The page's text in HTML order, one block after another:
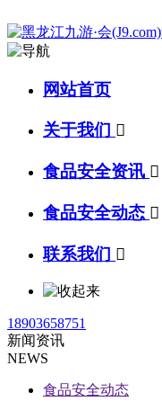
网站首页
关于我们 
食品安全资讯 
食品安全动态 
联系我们 
18903658751
新闻资讯
NEWS
食品安全动态